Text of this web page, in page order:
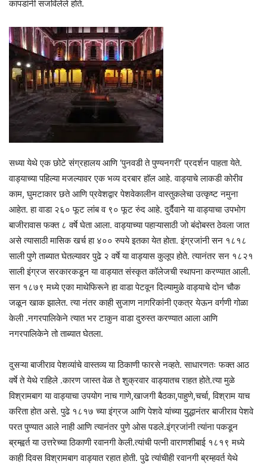
कापडांनी सजविलेले होते.
सध्या येथे एक छोटे संग्रहालय आणि ‘पुनवडी ते पुण्यनगरी’ प्रदर्शन पाहता येते.
वाड्याच्या पहिल्या मजल्यावर एक भव्य दरबार हॉल आहे. वाड्याचे लाकडी कोरीव
काम, घुमटाकार छते आणि प्रवेशद्वार पेशवेकालीन वास्तुकलेचा उत्कृष्ट नमुना
आहेत. हा वाडा २६० फूट लांब व ९० फूट रुंद आहे. दुर्दैवाने या वाड्याचा उपभोग
बाजीरावास फक्त ८ वर्षे घेता आला. वाड्याच्या पहाऱ्यासाठी जो बंदोबस्त ठेवला जात
असे त्यासाठी मासिक खर्च हा ४०० रुपये इतका येत होता. इंग्रजांनी सन १८१८
साली पुणे ताब्यात घेतल्यावर पुढे २ वर्षे या वाड्यास कुलूप होते. त्यानंतर सन १८२१
साली इंग्रज सरकारकडून या वाड्यात संस्कृत कॉलेजची स्थापना करण्यात आली.
सन १८७९ मध्ये एका माथेफिरूने हा वाडा पेटवून दिल्यामुळे वाड्याचे दोन चौक
जळून खाक झालेत. त्या नंतर काही सुजाण नागरिकांनी एकत्र येऊन वर्गणी गोळा
केली .नगरपालिकेने त्यात भर टाकुन वाडा दुरुस्त करण्यात आला आणि
नगरपालिकेने तो ताब्यात घेतला.
दुसऱ्या बाजीराव पेशव्यांचे वास्तव्य या ठिकाणी फारसे नव्हते. साधारणतः फक्त आठ
वर्षे ते येथे राहिले .कारण जास्त वेळ ते शुक्रवार वाड्यातच राहत होते.त्या मुळे
विश्रामबाग या वाड्याचा उपयोग नाच गाणे,खाजगी बैठका,पाहुणे,चर्चा, विश्राम याच
करिता होत असे. पुढे १८१७ च्या इंग्रज आणि पेशवे यांच्या युद्धानंतर बाजीराव पेशवे
परत पुण्यात आले नाही आणि त्यानंतर पुणे ओस पडले.इंग्रजांनी त्यांना पकडून
ब्रम्ह्वर्त या उत्तरेच्या ठिकाणी रवानगी केली.त्यांची पत्नी वाराणशीबाई १८१९ मध्ये
काही दिवस विश्रामबाग वाड्यात रहात होती. पुढे त्यांचीही रवानगी ब्रम्हवर्त येथे